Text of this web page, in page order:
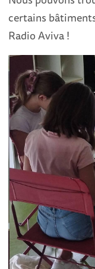
certains
Radio Aviva !